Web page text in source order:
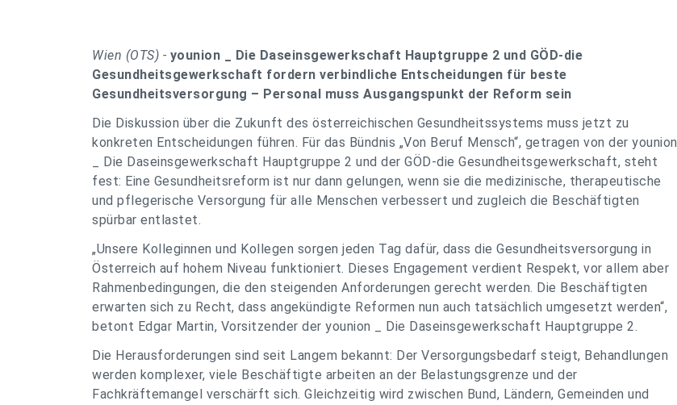
Wien (OTS) - younion _ Die Daseinsgewerkschaft Hauptgruppe 2 und GÖD-die
Gesundheitsgewerkschaft fordern verbindliche Entscheidungen für beste
Gesundheitsversorgung – Personal muss Ausgangspunkt der Reform sein
Die Diskussion über die Zukunft des österreichischen Gesundheitssystems muss jetzt zu
konkreten Entscheidungen führen. Für das Bündnis „Von Beruf Mensch“, getragen von der younion
_ Die Daseinsgewerkschaft Hauptgruppe 2 und der GÖD-die Gesundheitsgewerkschaft, steht
fest: Eine Gesundheitsreform ist nur dann gelungen, wenn sie die medizinische, therapeutische
und pflegerische Versorgung für alle Menschen verbessert und zugleich die Beschäftigten
spürbar entlastet.
„Unsere Kolleginnen und Kollegen sorgen jeden Tag dafür, dass die Gesundheitsversorgung in
Österreich auf hohem Niveau funktioniert. Dieses Engagement verdient Respekt, vor allem aber
Rahmenbedingungen, die den steigenden Anforderungen gerecht werden. Die Beschäftigten
erwarten sich zu Recht, dass angekündigte Reformen nun auch tatsächlich umgesetzt werden“,
betont Edgar Martin, Vorsitzender der younion _ Die Daseinsgewerkschaft Hauptgruppe 2.
Die Herausforderungen sind seit Langem bekannt: Der Versorgungsbedarf steigt, Behandlungen
werden komplexer, viele Beschäftigte arbeiten an der Belastungsgrenze und der
Fachkräftemangel verschärft sich. Gleichzeitig wird zwischen Bund, Ländern, Gemeinden und